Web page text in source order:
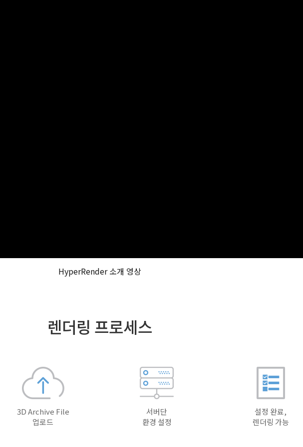
HyperRender 소개 영상
렌더링 프로세스
3D Archive File
업로드
서버단
환경 설정
설정 완료,
렌더링 가능